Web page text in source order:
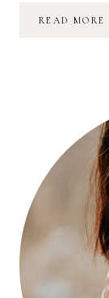
READ MORE